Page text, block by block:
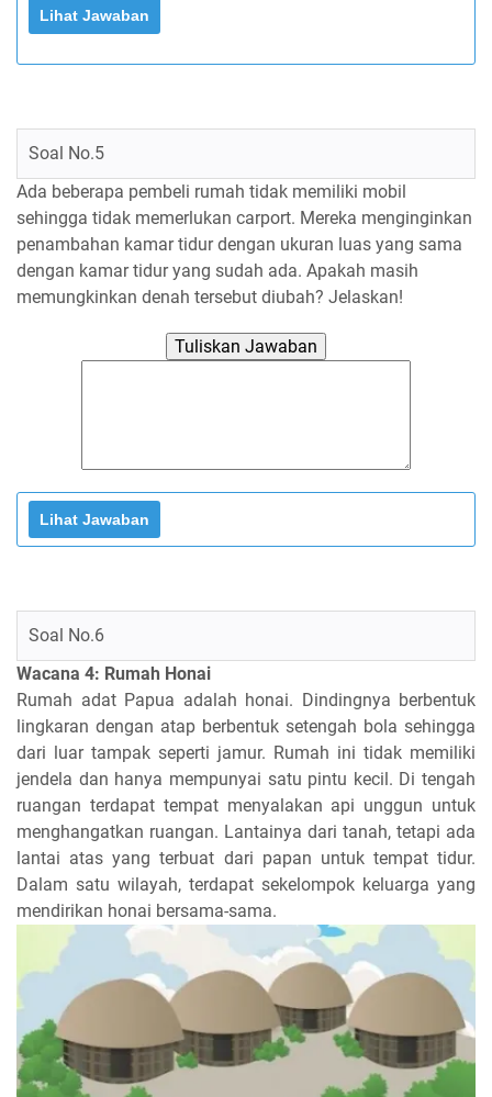
Soal No.5
Ada beberapa pembeli rumah tidak memiliki mobil
sehingga tidak memerlukan carport. Mereka menginginkan
penambahan kamar tidur dengan ukuran luas yang sama
dengan kamar tidur yang sudah ada. Apakah masih
memungkinkan denah tersebut diubah? Jelaskan!
Soal No.6
Wacana 4: Rumah Honai
Rumah adat Papua adalah honai. Dindingnya berbentuk
lingkaran dengan atap berbentuk setengah bola sehingga
dari luar tampak seperti jamur. Rumah ini tidak memiliki
jendela dan hanya mempunyai satu pintu kecil. Di tengah
ruangan terdapat tempat menyalakan api unggun untuk
menghangatkan ruangan. Lantainya dari tanah, tetapi ada
lantai atas yang terbuat dari papan untuk tempat tidur.
Dalam satu wilayah, terdapat sekelompok keluarga yang
mendirikan honai bersama-sama.